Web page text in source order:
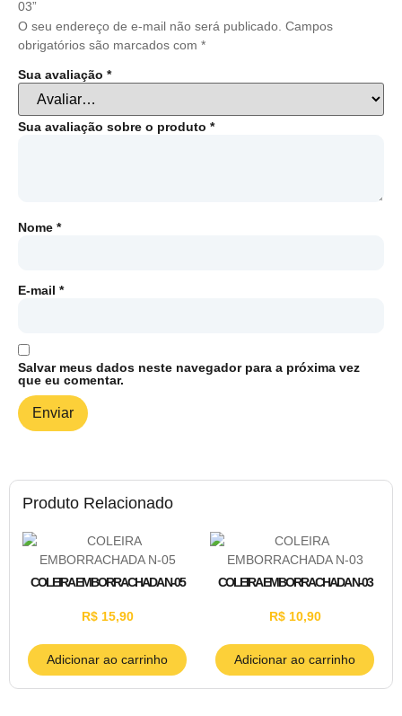
Produto Relacionado
COLEIRA EMBORRACHADA N-05
R$15,90
Adicionar ao carrinho
COLEIRA EMBORRACHADA N-03
R$10,90
Adicionar ao carrinho
03”
O seu endereço de e-mail não será publicado. Campos
obrigatórios são marcados com *
Sua avaliação *
Sua avaliação sobre o produto *
Nome *
E-mail *
Salvar meus dados neste navegador para a próxima vez
que eu comentar.